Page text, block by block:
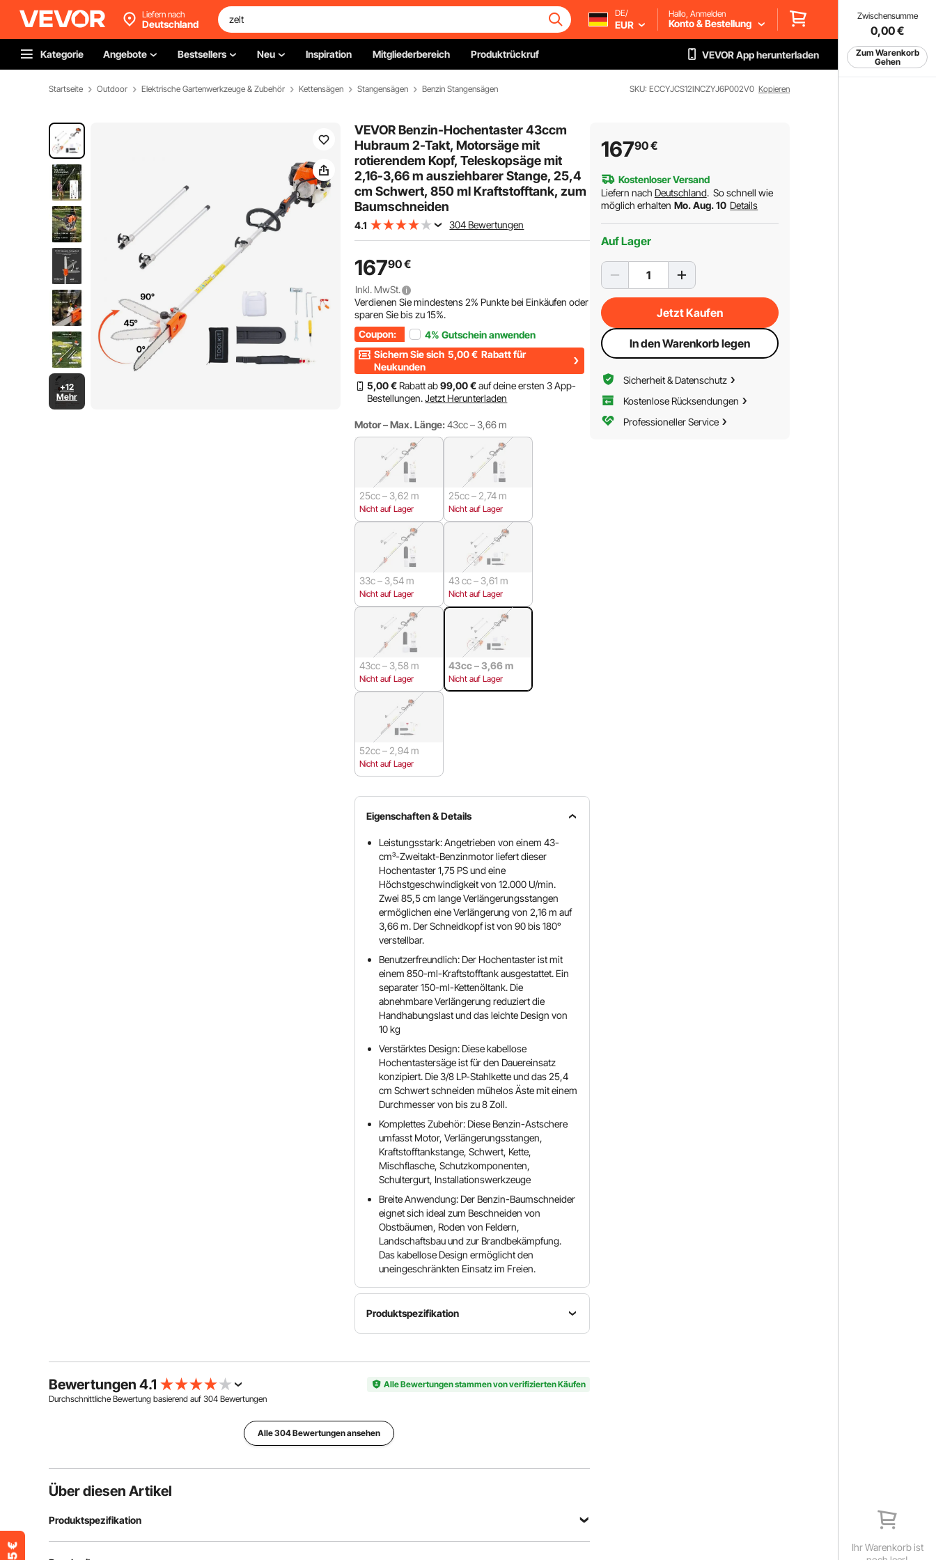
Zwischensumme
0,00€
Zum Warenkorb
Gehen
Ihr Warenkorb ist
Liefern nach
Deutschland
DE/
EUR
Hallo, Anmelden
Konto & Bestellung
Kategorie Angebote Bestsellers Neu Inspiration Mitgliederbereich Produktrückruf VEVOR App herunterladen
Startseite Outdoor Elektrische Gartenwerkzeuge & Zubehör Kettensägen Stangensägen Benzin Stangensägen SKU: ECCYJCS12INCZYJ6P002V0 Kopieren
+12
Mehr
VEVOR Benzin-Hochentaster 43ccm
Hubraum 2-Takt, Motorsäge mit
rotierendem Kopf, Teleskopsäge mit
2,16-3,66 m ausziehbarer Stange, 25,4
cm Schwert, 850 ml Kraftstofftank, zum
Baumschneiden
4.1 304 Bewertungen
16790€
Inkl. MwSt.
Verdienen Sie mindestens2% Punkte bei Einkäufen oder
sparen Sie bis zu15%.
Coupon:
4% Gutschein anwenden
Sichern Sie sich 5,00 € Rabatt für
Neukunden
5,00 € Rabatt ab99,00 €auf deine ersten 3 App-
Bestellungen. Jetzt Herunterladen
Motor – Max. Länge: 43cc – 3,66 m
25cc – 3,62 m
Nicht auf Lager
25cc – 2,74 m
Nicht auf Lager
33c – 3,54 m
Nicht auf Lager
43 cc – 3,61 m
Nicht auf Lager
43cc – 3,58 m
Nicht auf Lager
43cc – 3,66 m
Nicht auf Lager
52cc – 2,94 m
Nicht auf Lager
Eigenschaften & Details
Leistungsstark: Angetrieben von einem 43-
cm³-Zweitakt-Benzinmotor liefert dieser
Hochentaster 1,75 PS und eine
Höchstgeschwindigkeit von 12.000 U/min.
Zwei 85,5 cm lange Verlängerungsstangen
ermöglichen eine Verlängerung von 2,16 m auf
3,66 m. Der Schneidkopf ist von 90 bis 180°
verstellbar.
Benutzerfreundlich: Der Hochentaster ist mit
einem 850-ml-Kraftstofftank ausgestattet. Ein
separater 150-ml-Kettenöltank. Die
abnehmbare Verlängerung reduziert die
Handhabungslast und das leichte Design von
10 kg
Verstärktes Design: Diese kabellose
Hochentastersäge ist für den Dauereinsatz
konzipiert. Die 3/8 LP-Stahlkette und das 25,4
cm Schwert schneiden mühelos Äste mit einem
Durchmesser von bis zu 8 Zoll.
Komplettes Zubehör: Diese Benzin-Astschere
umfasst Motor, Verlängerungsstangen,
Kraftstofftankstange, Schwert, Kette,
Mischflasche, Schutzkomponenten,
Schultergurt, Installationswerkzeuge
Breite Anwendung: Der Benzin-Baumschneider
eignet sich ideal zum Beschneiden von
Obstbäumen, Roden von Feldern,
Landschaftsbau und zur Brandbekämpfung.
Das kabellose Design ermöglicht den
uneingeschränkten Einsatz im Freien.
Produktspezifikation
Leistung
12.000
Bewertungen 4.1
Alle Bewertungen stammen von verifizierten Käufen
Durchschnittliche Bewertung basierend auf 304 Bewertungen
Alle 304 Bewertungen ansehen
Über diesen Artikel
Produktspezifikation
16790€
Kostenloser Versand
Liefern nach Deutschland. So schnell wie
möglich erhalten Mo. Aug. 10 Details
Auf Lager
Jetzt Kaufen
In den Warenkorb legen
Sicherheit & Datenschutz
Kostenlose Rücksendungen
Professioneller Service